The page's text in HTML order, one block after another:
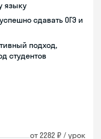
языку
сдавать ОГЭ и
подход,
студентов
от 2282 ₽ / урок